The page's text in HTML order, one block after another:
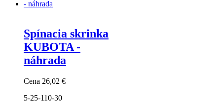
Spínacia skrinka
KUBOTA -
náhrada
Cena 26,02 €
5-25-110-30